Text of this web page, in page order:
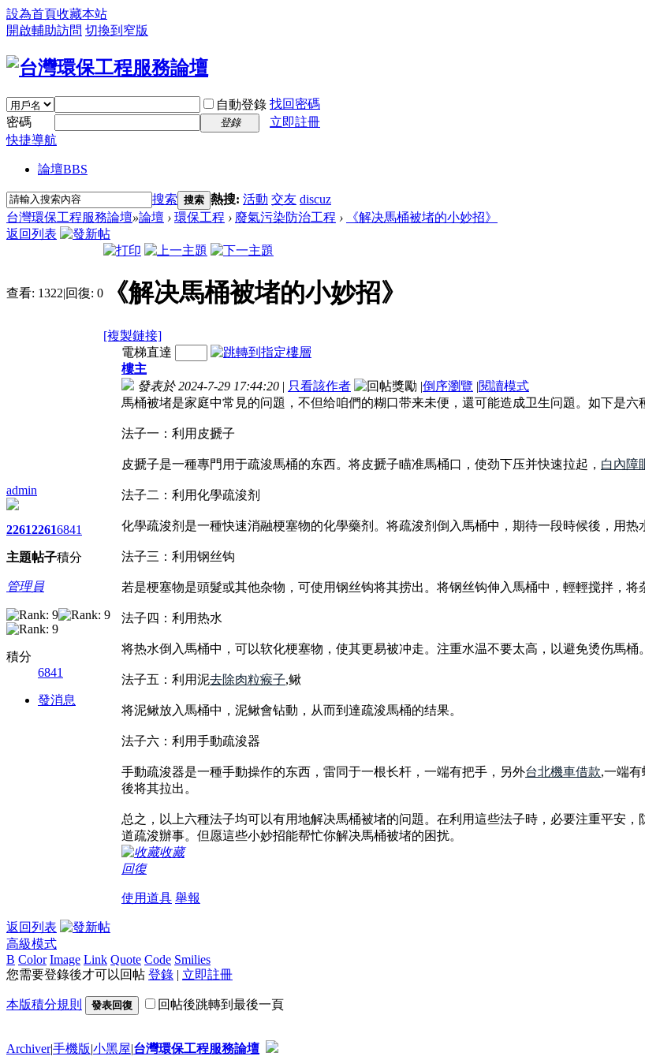
設為首頁收藏本站
開啟輔助訪問 切換到窄版
自動登錄 找回密碼
密碼
登錄
立即註冊
快捷導航
論壇BBS
搜索 搜索 熱搜: 活動 交友 discuz
台灣環保工程服務論壇»論壇 › 環保工程 › 廢氣污染防治工程 ›
《解决馬桶被堵的小妙招》
返回列表
查看: 1322|回復: 0 《解决馬桶被堵的小妙招》
[複製鏈接]
admin
2261
主題
2261
帖子
6841
積分
管理員
積分
6841
發消息
電梯直達
樓主
發表於 2024-7-29 17:44:20 | 只看該作者 |倒序瀏覽 |閱讀模式
馬桶被堵是家庭中常見的问題，不但给咱們的糊口带来未便，還可能造成卫生问題。如下是六
法子一：利用皮搋子
皮搋子是一種專門用于疏浚馬桶的东西。将皮搋子瞄准馬桶口，使劲下压并快速拉起， 白內障
法子二：利用化學疏浚剂
化學疏浚剂是一種快速消融梗塞物的化學藥剂。将疏浚剂倒入馬桶中，期待一段時候後，用热
法子三：利用钢丝钩
若是梗塞物是頭髮或其他杂物，可使用钢丝钩将其捞出。将钢丝钩伸入馬桶中，輕輕搅拌，将
法子四：利用热水
将热水倒入馬桶中，可以软化梗塞物，使其更易被冲走。注重水温不要太高，以避免烫伤馬桶。
法子五：利用泥去除肉粒瘊子,鳅
将泥鳅放入馬桶中，泥鳅會钻動，从而到達疏浚馬桶的结果。
法子六：利用手動疏浚器
手動疏浚器是一種手動操作的东西，雷同于一根长杆，一端有把手，另外台北機車借款,一端
後将其拉出。
总之，以上六種法子均可以有用地解决馬桶被堵的问題。在利用這些法子時，必要注重平安
道疏浚辦事。但愿這些小妙招能帮忙你解决馬桶被堵的困扰。
收藏
回復
使用道具 舉報
返回列表
高級模式
B Color Image Link Quote Code Smilies
您需要登錄後才可以回帖 登錄 | 立即註冊
本版積分規則 發表回復 回帖後跳轉到最後一頁
Archiver|手機版|小黑屋|台灣環保工程服務論壇